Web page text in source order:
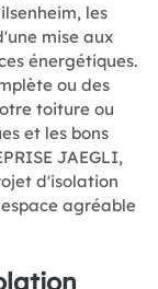
les
mise aux
énergétiques.
ou des
toiture ou
et les bons
JAEGLI,
d'isolation
agréable